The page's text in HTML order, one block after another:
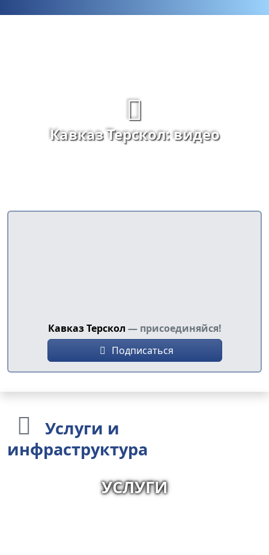
Кавказ Терскол: видео
Кавказ Терскол — присоединяйся!
Подписаться
Услуги и
инфраструктура
УСЛУГИ